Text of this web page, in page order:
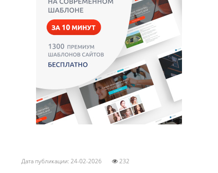
Дата публикации: 24-02-2026 232